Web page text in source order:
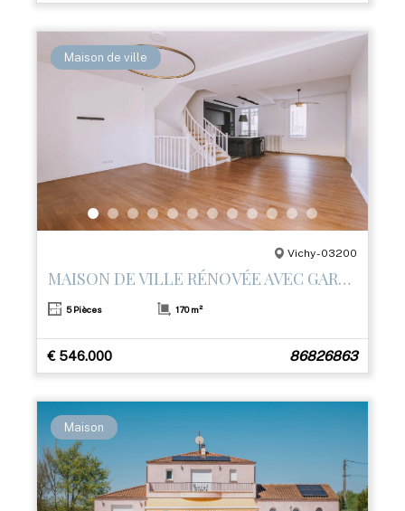
Maison de ville
Vichy - 03200
MAISON DE VILLE RÉNOVÉE AVEC GARAGE ET 3 TERRASSES – CENTRE DE VICHY
5 Pièces 170 m²
€ 546.000 86826863
Maison